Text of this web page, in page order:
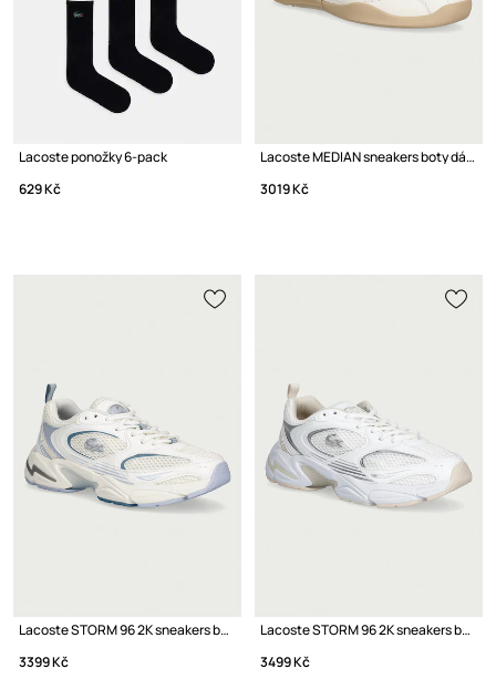
Lacoste ponožky 6-pack
629 Kč
Lacoste MEDIAN sneakers boty dámské kožené
3019 Kč
Lacoste STORM 96 2K sneakers boty dámské
3399 Kč
Lacoste STORM 96 2K sneakers boty na platformě dámské
3499 Kč